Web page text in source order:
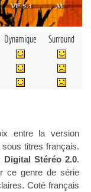
Dynamique
Surround
entre la version
titres français.
Digital Stéréo 2.0.
ce genre de série
Coté français